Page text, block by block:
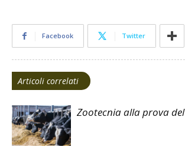
Facebook Twitter
Articoli correlati
Zootecnia alla prova